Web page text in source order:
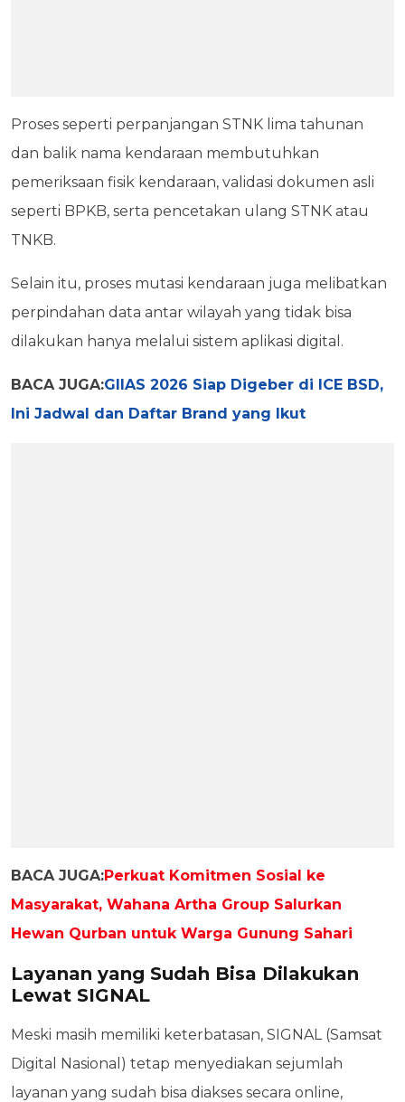
Proses seperti perpanjangan STNK lima tahunan
dan balik nama kendaraan membutuhkan
pemeriksaan fisik kendaraan, validasi dokumen asli
seperti BPKB, serta pencetakan ulang STNK atau
TNKB.
Selain itu, proses mutasi kendaraan juga melibatkan
perpindahan data antar wilayah yang tidak bisa
dilakukan hanya melalui sistem aplikasi digital.
BACA JUGA:GIIAS 2026 Siap Digeber di ICE BSD,
Ini Jadwal dan Daftar Brand yang Ikut
BACA JUGA:Perkuat Komitmen Sosial ke
Masyarakat, Wahana Artha Group Salurkan
Hewan Qurban untuk Warga Gunung Sahari
Layanan yang Sudah Bisa Dilakukan
Lewat SIGNAL
Meski masih memiliki keterbatasan, SIGNAL (Samsat
Digital Nasional) tetap menyediakan sejumlah
layanan yang sudah bisa diakses secara online,